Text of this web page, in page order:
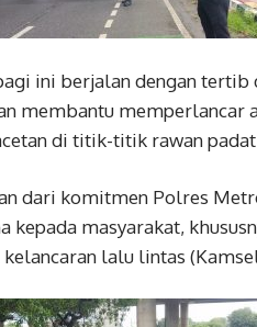
ini berjalan dengan
membantu memperlancar
di titik-titik rawan padat
dari komitmen Polres
masyarakat,
lalu lintas